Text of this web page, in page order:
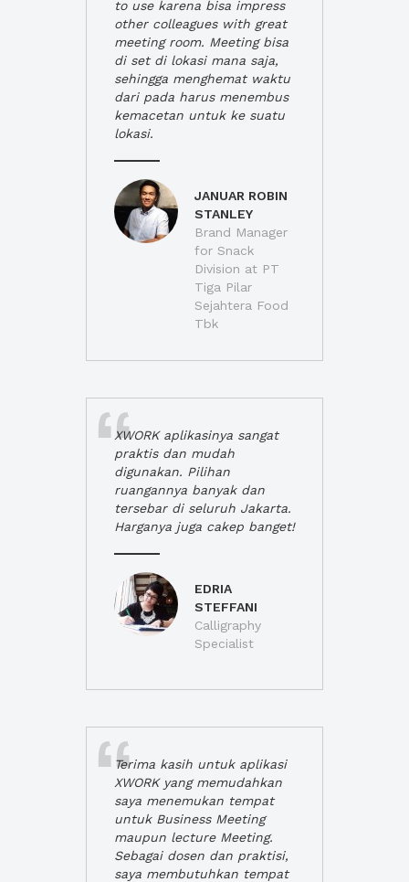
to use karena bisa impress
other colleagues with great
meeting room. Meeting bisa
di set di lokasi mana saja,
sehingga menghemat waktu
dari pada harus menembus
kemacetan untuk ke suatu
lokasi.
JANUAR ROBIN
STANLEY
Brand Manager
for Snack
Division at PT
Tiga Pilar
Sejahtera Food
Tbk
XWORK aplikasinya sangat
praktis dan mudah
digunakan. Pilihan
ruangannya banyak dan
tersebar di seluruh Jakarta.
Harganya juga cakep banget!
EDRIA
STEFFANI
Calligraphy
Specialist
Terima kasih untuk aplikasi
XWORK yang memudahkan
saya menemukan tempat
untuk Business Meeting
maupun lecture Meeting.
Sebagai dosen dan praktisi,
saya membutuhkan tempat